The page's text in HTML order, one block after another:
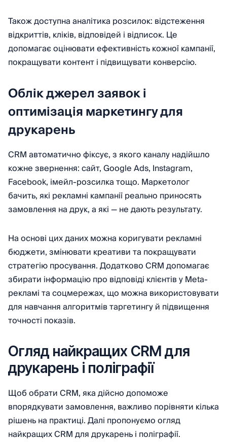
Також доступна аналітика розсилок: відстеження
відкриттів, кліків, відповідей і відписок. Це
допомагає оцінювати ефективність кожної кампанії,
покращувати контент і підвищувати конверсію.
Облік джерел заявок і
оптимізація маркетингу для
друкарень
CRM автоматично фіксує, з якого каналу надійшло
кожне звернення: сайт, Google Ads, Instagram,
Facebook, імейл-розсилка тощо. Маркетолог
бачить, які рекламні кампанії реально приносять
замовлення на друк, а які — не дають результату.
На основі цих даних можна коригувати рекламні
бюджети, змінювати креативи та покращувати
стратегію просування. Додатково CRM допомагає
збирати інформацію про відповіді клієнтів у Meta-
рекламі та соцмережах, що можна використовувати
для навчання алгоритмів таргетингу й підвищення
точності показів.
Огляд найкращих CRM для
друкарень і поліграфії
Щоб обрати CRM, яка дійсно допоможе
впорядкувати замовлення, важливо порівняти кілька
рішень на практиці. Далі пропонуємо огляд
найкращих CRM для друкарень і поліграфії.